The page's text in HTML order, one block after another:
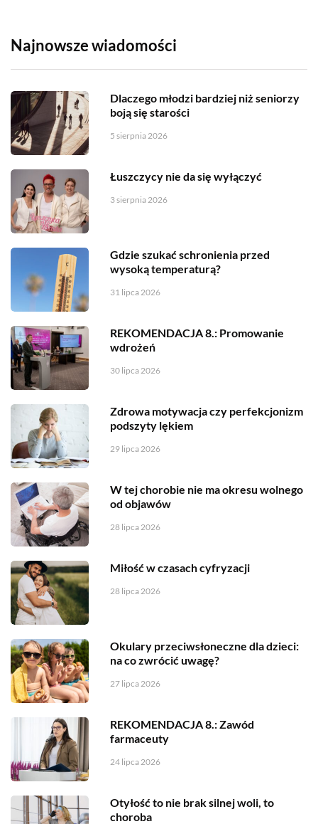
Najnowsze wiadomości
Dlaczego młodzi bardziej niż seniorzy
boją się starości
5 sierpnia 2026
Łuszczycy nie da się wyłączyć
3 sierpnia 2026
Gdzie szukać schronienia przed
wysoką temperaturą?
31 lipca 2026
REKOMENDACJA 8.: Promowanie
wdrożeń
30 lipca 2026
Zdrowa motywacja czy perfekcjonizm
podszyty lękiem
29 lipca 2026
W tej chorobie nie ma okresu wolnego
od objawów
28 lipca 2026
Miłość w czasach cyfryzacji
28 lipca 2026
Okulary przeciwsłoneczne dla dzieci:
na co zwrócić uwagę?
27 lipca 2026
REKOMENDACJA 8.: Zawód
farmaceuty
24 lipca 2026
Otyłość to nie brak silnej woli, to
choroba